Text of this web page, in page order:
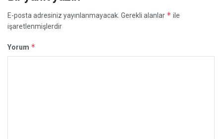
E-posta adresiniz yayınlanmayacak. Gerekli alanlar * ile
işaretlenmişlerdir
Yorum *